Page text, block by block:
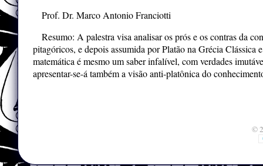
Prof. Dr. Marco Antonio Franciotti
Resumo: A palestra visa analisar os prós e os contras da
pitagóricos, e depois assumida por Platão na Grécia
matemática é mesmo um saber infalível, com verdades
apresentar-se-á também a visão anti-platônica do
©